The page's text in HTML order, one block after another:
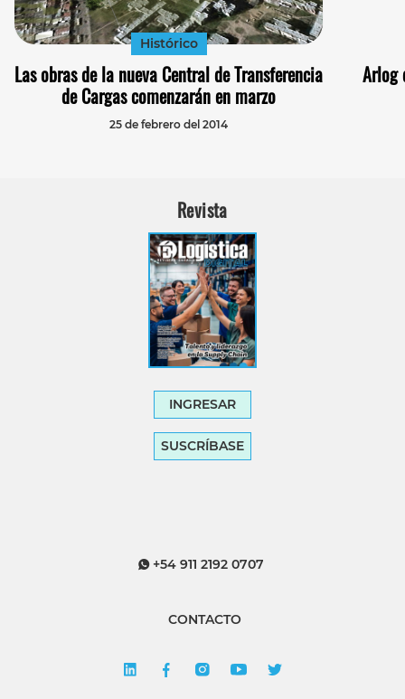
Histórico
Las obras de la nueva Central de Transferencia
de Cargas comenzarán en marzo
25 de febrero del 2014
Arlog
Revista
INGRESAR
SUSCRÍBASE
+54 911 2192 0707
CONTACTO